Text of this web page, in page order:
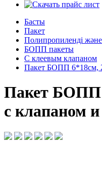
Басты
Пакет
Полипропиленді
БОПП пакеты
С клеевым клапаном
Пакет БОПП 6*18см,
Пакет БОПП
с клапаном